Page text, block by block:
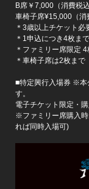
B席￥7,000（消費税
車椅子席¥15,000（消
＊3歳以上チケット
＊1申込につき4枚まで
＊ファミリー席限定
＊車椅子席は2枚まで
■特定興行入場券 ※本
す。
電子チケット限定・
※ファミリー席購入
れば同時入場可)